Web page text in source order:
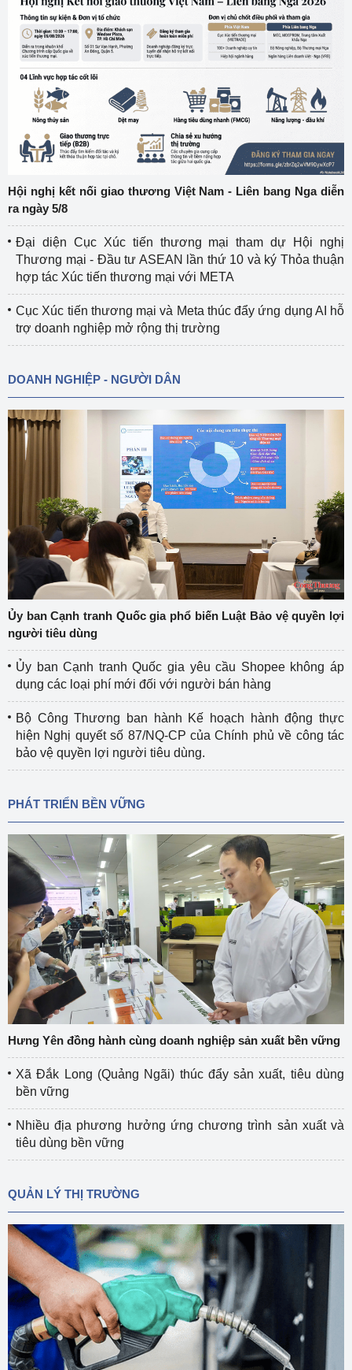
Hội nghị kết nối giao thương Việt Nam - Liên bang Nga diễn
ra ngày 5/8
Đại diện Cục Xúc tiến thương mại tham dự Hội nghị
Thương mại - Đầu tư ASEAN lần thứ 10 và ký Thỏa thuận
hợp tác Xúc tiến thương mại với META
Cục Xúc tiến thương mại và Meta thúc đẩy ứng dụng AI hỗ
trợ doanh nghiệp mở rộng thị trường
DOANH NGHIỆP - NGƯỜI DÂN
Ủy ban Cạnh tranh Quốc gia phổ biến Luật Bảo vệ quyền lợi
người tiêu dùng
Ủy ban Cạnh tranh Quốc gia yêu cầu Shopee không áp
dụng các loại phí mới đối với người bán hàng
Bộ Công Thương ban hành Kế hoạch hành động thực
hiện Nghị quyết số 87/NQ-CP của Chính phủ về công tác
bảo vệ quyền lợi người tiêu dùng.
PHÁT TRIỂN BỀN VỮNG
Hưng Yên đồng hành cùng doanh nghiệp sản xuất bền vững
Xã Đắk Long (Quảng Ngãi) thúc đẩy sản xuất, tiêu dùng
bền vững
Nhiều địa phương hưởng ứng chương trình sản xuất và
tiêu dùng bền vững
QUẢN LÝ THỊ TRƯỜNG